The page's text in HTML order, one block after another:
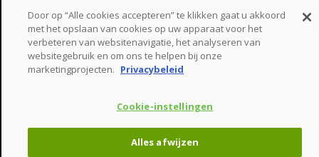
Links
beveiligde betaalmogelijkheden
VITIS BE © - Tiensesteenweg 244 - 3381 GLABBEEK - Belgie
Door op “Alle cookies accepteren” te klikken gaat u akkoord
met het opslaan van cookies op uw apparaat voor het
verbeteren van websitenavigatie, het analyseren van
websitegebruik en om ons te helpen bij onze
marketingprojecten. Privacybeleid
Cookie-instellingen
Alles afwijzen